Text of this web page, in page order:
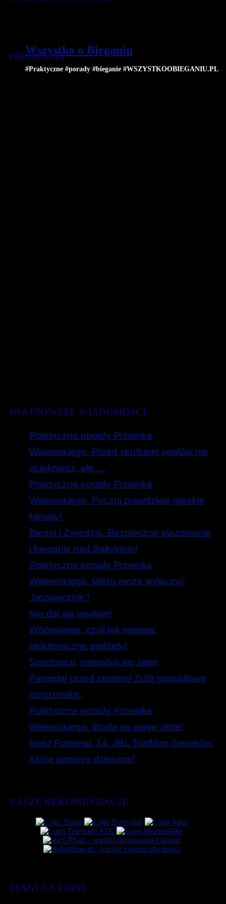
Wszystko o Bieganiu
#Praktyczne #porady #bieganie #WSZYSTKOOBIEGANIU.PL
#REKLAMA
#NAJNOWSZE WIADOMOŚCI
Praktyczne porady Przemka
Walewskiego. Przed skutkami upałów nie
uciekniesz, ale …
Praktyczne porady Przemka
Walewskiego. Poczuj prawdziwe górskie
klimaty!
Biegaj i Zwiedzaj. Bezpieczne plażowanie
i bieganie nad Bałtykiem!
Praktyczne porady Przemka
Walewskiego. Mózg może wyłączyć
„bezpiecznik”!
Nie daj się upałom!
Wodowanie, czyli jak ratować
elektroniczne gadżety!
Sportowcu, nawodnij się sam!
Pamiętaj przed startem! Zrób prawidłową
rozgrzewkę.
Praktyczne porady Przemka
Walewskiego. Woda na wagę złota!
Nasz Patronat. 14. JBL Triathlon Sieraków.
Akcja pomocy dzieciom!
NASZE REKOMENDACJE
#TAGI NA TOPIE